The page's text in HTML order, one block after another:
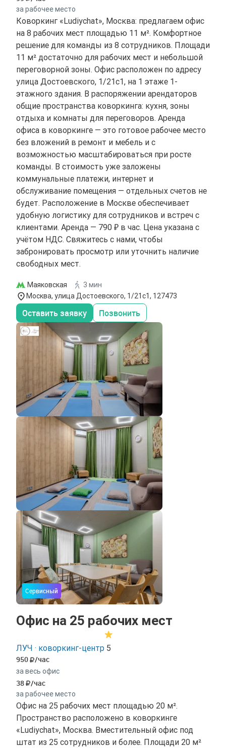
за рабочее место
Коворкинг «Ludiychat», Москва: предлагаем офис
на 8 рабочих мест площадью 11 м². Комфортное
решение для команды из 8 сотрудников. Площади
11 м² достаточно для рабочих мест и небольшой
переговорной зоны. Офис расположен по адресу
улица Достоевского, 1/21с1, на 1 этаже 1-
этажного здания. В распоряжении арендаторов
общие пространства коворкинга: кухня, зоны
отдыха и комнаты для переговоров. Аренда
офиса в коворкинге — это готовое рабочее место
без вложений в ремонт и мебель и с
возможностью масштабироваться при росте
команды. В стоимость уже заложены
коммунальные платежи, интернет и
обслуживание помещения — отдельных счетов не
будет. Расположение в Москве обеспечивает
удобную логистику для сотрудников и встреч с
клиентами. Аренда — 790 ₽ в час. Цена указана с
учётом НДС. Свяжитесь с нами, чтобы
забронировать просмотр или уточнить наличие
свободных мест.
Маяковская
3 мин
Москва, улица Достоевского, 1/21с1, 127473
Оставить заявку Позвонить
Сервисный
Офис на 25 рабочих мест
ЛУЧ · коворкинг-центр 5
950 /час
за весь офис
38 /час
за рабочее место
Офис на 25 рабочих мест площадью 20 м².
Пространство расположено в коворкинге
«Ludiychat», Москва. Вместительный офис под
штат из 25 сотрудников и более. Площади 20 м²